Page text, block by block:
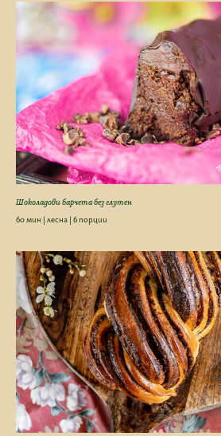
Шоколадови барчета без глутен
60 мин | лесна | 6 порции